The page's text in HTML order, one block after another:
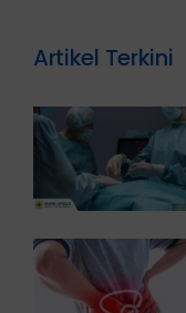
Artikel Terkini